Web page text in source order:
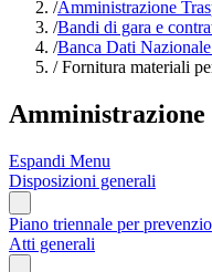
/Amministrazione
/Bandi di gara e
/Banca Dati
/Fornitura materiali
Amministrazione
Espandi Menu
Disposizioni generali
Piano triennale per
Atti generali